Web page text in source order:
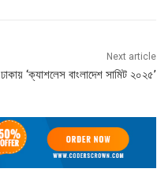
Next article
ঢাকায় ‘ক্যাশলেস বাংলাদেশ সামিট ২০২৫’